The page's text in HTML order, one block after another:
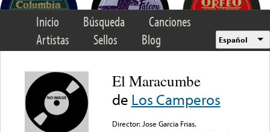
Inicio Búsqueda
Canciones
Artistas
Sellos Blog Español
El Maracumbe
de Los Camperos
Director: Jose Garcia Frias.